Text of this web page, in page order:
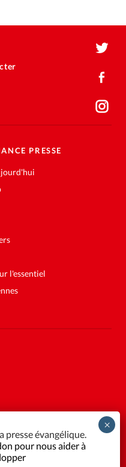
PRESSE
l'essentiel
pour nous aider à